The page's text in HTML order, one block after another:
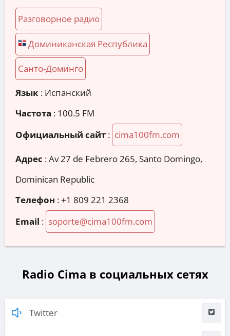
Разговорное радио
Доминиканская Республика
Санто-Доминго
Язык : Испанский
Частота : 100.5 FM
Официальный сайт : cima100fm.com
Адрес :Av 27 de Febrero 265, Santo Domingo,
Dominican Republic
Телефон :+1 809 221 2368
Email : soporte@cima100fm.com
Radio Cima в социальных сетях
Twitter